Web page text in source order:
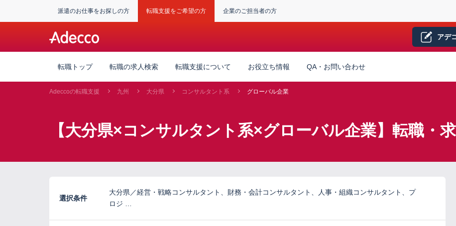
派遣のお仕事をお探しの方 転職支援をご希望の方 企業のご担当者の方
アデ
転職トップ 転職の求人検索 転職支援について お役立ち情報 QA・お問い合わせ
Adeccoの転職支援 九州 大分県 コンサルタント系 グローバル企業
【大分県×コンサルタント系×グローバル企業】転職・
選択条件
大分県／経営・戦略コンサルタント、財務・会計コンサルタント、人事・組織コンサルタント、プ
ロジ …